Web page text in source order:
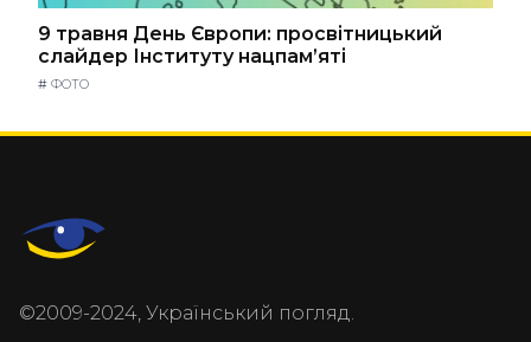
9 травня День Європи: просвітницький
слайдер Інституту нацпам’яті
# ФОТО
©2009-2024, Український погляд.